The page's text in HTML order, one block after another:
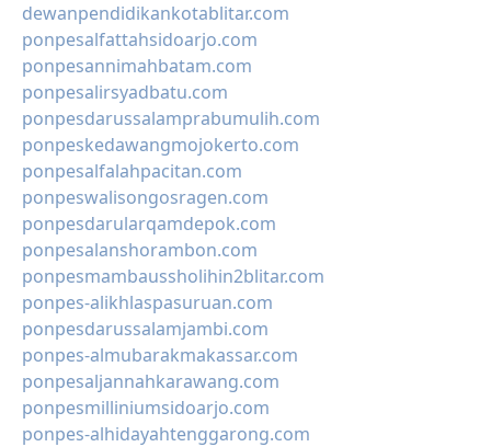
dewanpendidikankotablitar.com
ponpesalfattahsidoarjo.com
ponpesannimahbatam.com
ponpesalirsyadbatu.com
ponpesdarussalamprabumulih.com
ponpeskedawangmojokerto.com
ponpesalfalahpacitan.com
ponpeswalisongosragen.com
ponpesdarularqamdepok.com
ponpesalanshorambon.com
ponpesmambaussholihin2blitar.com
ponpes-alikhlaspasuruan.com
ponpesdarussalamjambi.com
ponpes-almubarakmakassar.com
ponpesaljannahkarawang.com
ponpesmilliniumsidoarjo.com
ponpes-alhidayahtenggarong.com